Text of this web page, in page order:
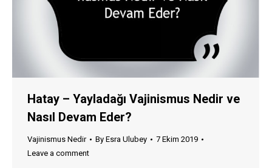
Hatay – Yayladağı Vajinismus Nedir ve
Nasıl Devam Eder?
Vajinismus Nedir By Esra Ulubey
7 Ekim 2019
Leave a comment